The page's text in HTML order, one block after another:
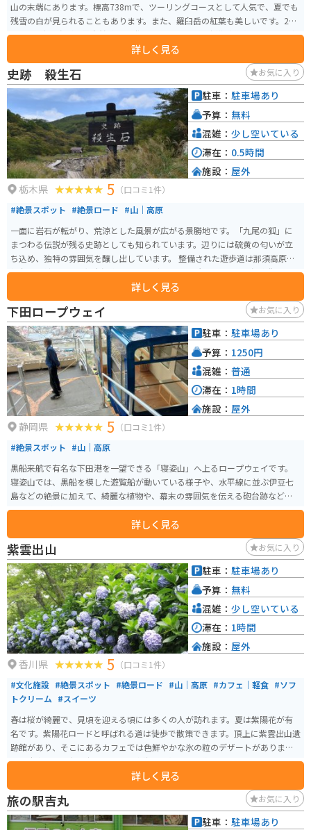
山の末端にあります。標高738mで、ツーリングコースとして人気で、夏でも
残雪の白が見られることもあります。また、羅臼岳の紅葉も美しいです。200
5年に知床半島が世界自然遺産に登録されました。知床横断道路からは、羅臼
岳を近くに見ることができ、天気が良ければ国後島まで望むことができます。
冬期間は数メートルの降雪のため通行止めになります。野生動物が飛び出し
てくる可能性があるので、走行には十分注意してください。
詳しく見る
史跡 殺生石 お気に入り
栃木県 5 （口コミ1件）
#絶景スポット #絶景ロード #山｜高原
一面に岩石が転がり、荒涼とした風景が広がる景勝地です。「九尾の狐」に
まつわる伝説が残る史跡としても知られています。辺りには硫黄の匂いが立
ち込め、独特の雰囲気を醸し出しています。 整備された遊歩道は那須高原展
望台まで続き、那須湯本温泉からもほど近くの場所にあるので、温泉街に泊
まる方の立ち寄りスポットとなっています。
詳しく見る
駐車： 駐車場あり
予算： 無料
混雑： 少し空いている
滞在： 0.5時間
施設： 屋外
下田ロープウェイ お気に入り
静岡県 5 （口コミ1件）
#絶景スポット #山｜高原
黒船来航で有名な下田港を一望できる「寝姿山」へ上るロープウェイです。
寝姿山では、黒船を模した遊覧船が動いている様子や、水平線に並ぶ伊豆七
島などの絶景に加えて、綺麗な植物や、幕末の雰囲気を伝える砲台跡などを
見ることができます。
詳しく見る
駐車： 駐車場あり
予算： 1250円
混雑： 普通
滞在： 1時間
施設： 屋外
紫雲出山 お気に入り
香川県 5 （口コミ1件）
#文化施設 #絶景スポット #絶景ロード #山｜高原 #カフェ｜軽食 #ソフ
トクリーム #スイーツ
春は桜が綺麗で、見頃を迎える頃には多くの人が訪れます。夏は紫陽花が有
名です。紫陽花ロードと呼ばれる道は徒歩で散策できます。頂上に紫雲出山遺
跡館があり、そこにあるカフェでは色鮮やかな氷の粒のデザートがありま
す。駐車場から少し歩けば、瀬戸内海を一望できる絶景スポットもあります。
詳しく見る
駐車： 駐車場あり
予算： 無料
混雑： 少し空いている
滞在： 1時間
施設： 屋外
旅の駅吉丸 お気に入り
駐車： 駐車場あり